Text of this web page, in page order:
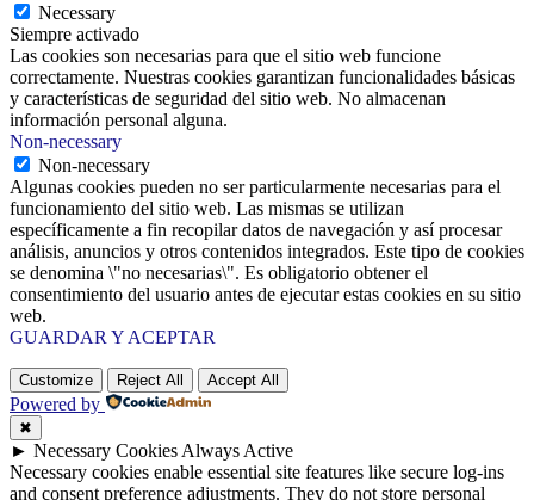
Necessary
Siempre activado
Las cookies son necesarias para que el sitio web funcione
correctamente. Nuestras cookies garantizan funcionalidades básicas
y características de seguridad del sitio web. No almacenan
información personal alguna.
Non-necessary
Non-necessary
Algunas cookies pueden no ser particularmente necesarias para el
funcionamiento del sitio web. Las mismas se utilizan
específicamente a fin recopilar datos de navegación y así procesar
análisis, anuncios y otros contenidos integrados. Este tipo de cookies
se denomina \"no necesarias\". Es obligatorio obtener el
consentimiento del usuario antes de ejecutar estas cookies en su sitio
web.
GUARDAR Y ACEPTAR
Customize Reject All Accept All
Powered by
✖
► Necessary Cookies Always Active
Necessary cookies enable essential site features like secure log-ins
and consent preference adjustments. They do not store personal